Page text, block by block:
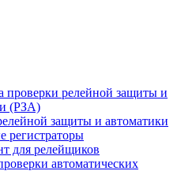
проверки релейной защиты и
(РЗА)
защиты и автоматики
регистраторы
для релейщиков
автоматических